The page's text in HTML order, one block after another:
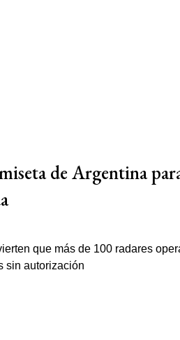
de Argentina